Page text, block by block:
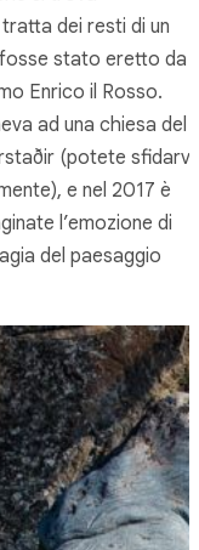
tratta dei resti di un
stato eretto da
Enrico il Rosso.
ad una chiesa del
(potete sfidarvi
e nel 2017 è
l’emozione di
del paesaggio